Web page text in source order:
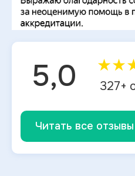
5,0 ★★
327+
Читать все